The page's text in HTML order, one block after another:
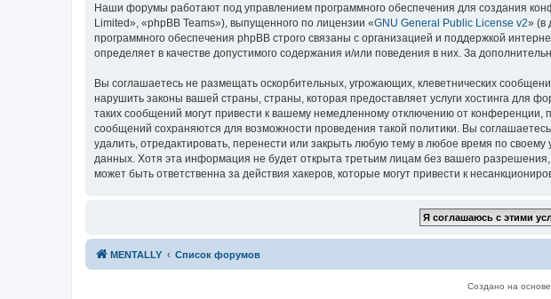
Наши форумы работают под управлением программного обеспечения для создания
Limited», «phpBB Teams»), выпущенного по лицензии «GNU General Public License v2» (в
программного обеспечения phpBB строго связаны с организацией и поддержкой
определяет в качестве допустимого содержания и/или поведения в них. За
Вы соглашаетесь не размещать оскорбительных, угрожающих, клеветнических
нарушить законы вашей страны, страны, которая предоставляет услуги хостинга
таких сообщений могут привести к вашему немедленному отключению от
сообщений сохраняются для возможности проведения такой политики. Вы
удалить, отредактировать, перенести или закрыть любую тему в любое время по
данных. Хотя эта информация не будет открыта третьим лицам без вашего
может быть ответственна за действия хакеров, которые могут привести к
MENTALLY Список форумов
Создано на основе